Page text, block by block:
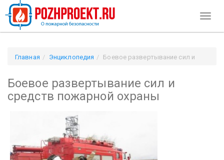
Главная Энциклопедия
Боевое развертывание сил и
Боевое развертывание сил и
средств пожарной охраны